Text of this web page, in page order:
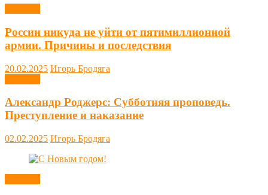
России никуда не уйти от пятимиллионной
армии. Причины и последствия
20.02.2025 Игорь Бродяга
Александр Роджерс: Субботняя проповедь.
Преступление и наказание
02.02.2025 Игорь Бродяга